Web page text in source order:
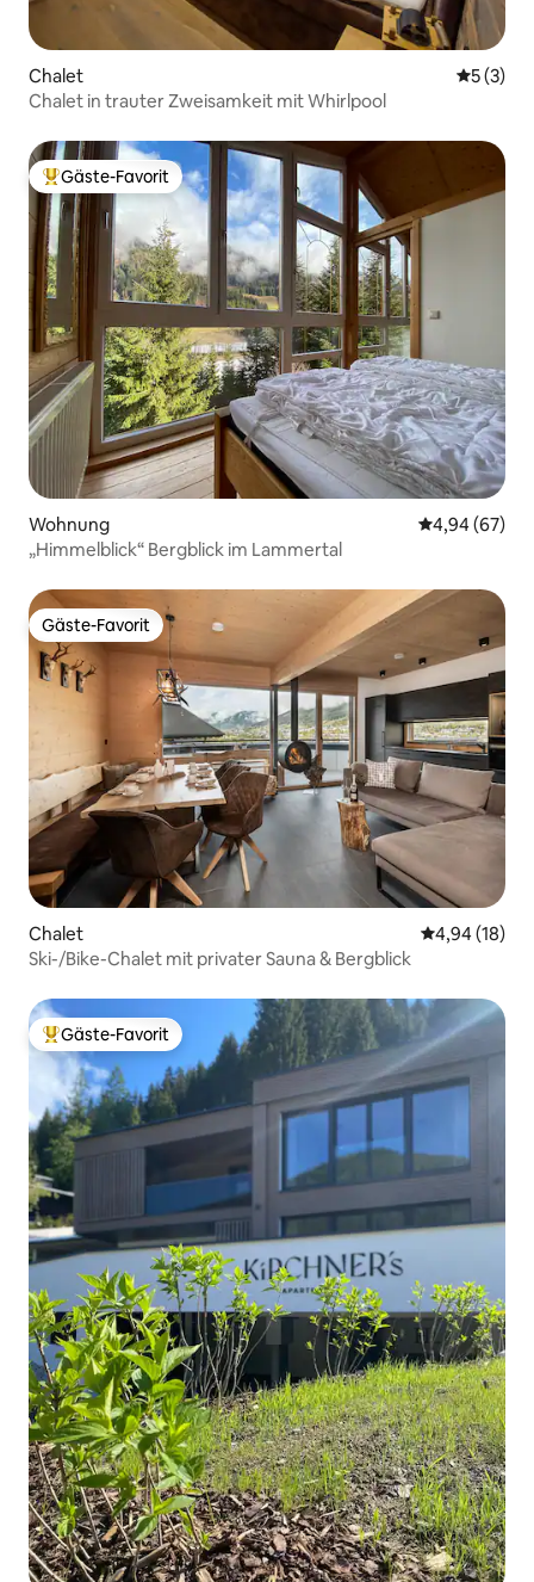
Chalet
5 (3)
Chalet in trauter Zweisamkeit mit Whirlpool
Beliebter Gäste-Favorit.
Gäste-Favorit
Wohnung
4,94 (67)
„Himmelblick“ Bergblick im Lammertal
Gäste-Favorit
Gäste-Favorit
Chalet
4,94 (18)
Ski-/Bike-Chalet mit privater Sauna & Bergblick
Beliebter Gäste-Favorit.
Gäste-Favorit